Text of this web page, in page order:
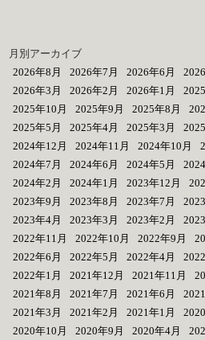
月別アーカイブ
2026年8月
2026年7月 2026年6月
2026年3月
2026年2月 2026年1月
2025年10月
2025年9月 2025年8月
2025年5月
2025年4月 2025年3月
2024年12月
2024年11月 2024年10月
2024年7月
2024年6月 2024年5月
2024年2月
2024年1月 2023年12月
2023年9月
2023年8月 2023年7月
2023年4月
2023年3月 2023年2月
2022年11月
2022年10月 2022年9月
2022年6月
2022年5月 2022年4月
2022年1月
2021年12月 2021年11月
2021年8月
2021年7月 2021年6月
2021年3月
2021年2月 2021年1月
2020年10月
2020年9月 2020年4月